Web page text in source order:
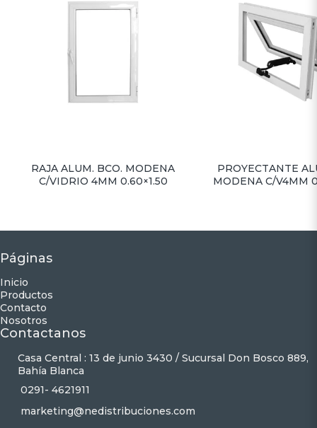
RAJA ALUM. BCO. MODENA
C/VIDRIO 4MM 0.60×1.50
PROYECTANTE
MODENA C/V4MM
Páginas
Inicio
Productos
Contacto
Nosotros
Contactanos
Casa Central : 13 de junio 3430 / Sucursal Don Bosco 889,
Bahía Blanca
0291- 4621911
marketing@nedistribuciones.com